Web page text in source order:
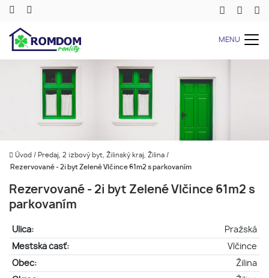
MENU
Úvod / Predaj, 2 izbový byt, Žilinský kraj, Žilina /
Rezervované - 2i byt Zelené Vlčince 61m2 s parkovaním
Rezervované - 2i byt Zelené Vlčince 61m2 s
parkovaním
Ulica:
Pražská
Mestská časť:
Vlčince
Obec:
Žilina